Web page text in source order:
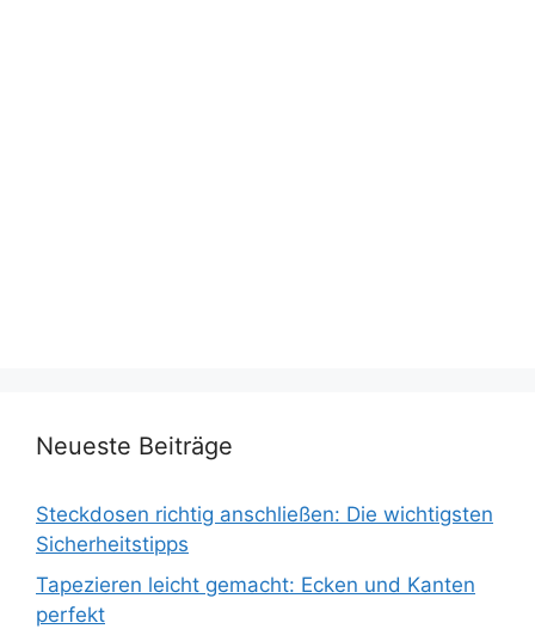
Neueste Beiträge
Steckdosen richtig anschließen: Die wichtigsten
Sicherheitstipps
Tapezieren leicht gemacht: Ecken und Kanten
perfekt